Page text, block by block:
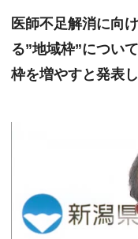
医師不足解消に向
る”地域枠”につい
枠を増やすと発表し